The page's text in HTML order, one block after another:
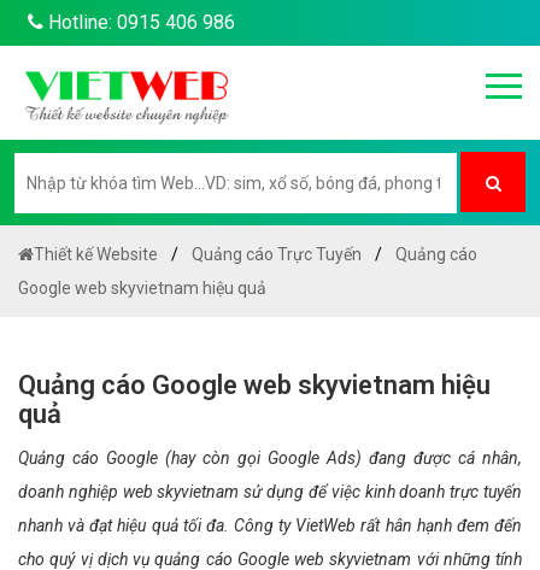
Hotline: 0915 406 986
Thiết kế Website Quảng cáo Trực Tuyến
Quảng cáo
Google web skyvietnam hiệu quả
Quảng cáo Google web skyvietnam hiệu
quả
Quảng cáo Google (hay còn gọi Google Ads) đang được cá nhân,
doanh nghiệp web skyvietnam sử dụng để việc kinh doanh trực tuyến
nhanh và đạt hiệu quả tối đa. Công ty VietWeb rất hân hạnh đem đến
cho quý vị dịch vụ quảng cáo Google web skyvietnam với những tính